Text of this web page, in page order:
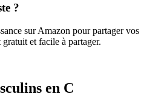
?
sur Amazon pour partager vos
et facile à partager.
en C